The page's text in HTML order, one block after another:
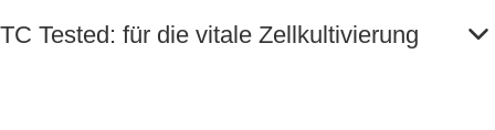
TC Tested: für die vitale Zellkultivierung